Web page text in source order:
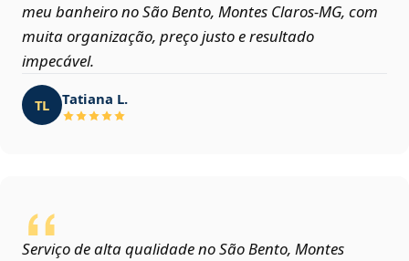
meu banheiro no São Bento, Montes Claros‑MG, com
muita organização, preço justo e resultado
impecável.
TL Tatiana L.
Serviço de alta qualidade no São Bento, Montes